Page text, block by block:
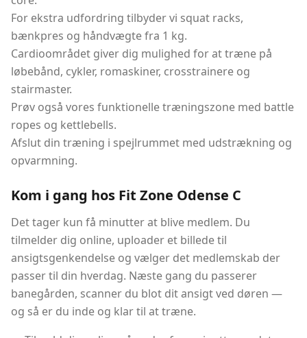
For ekstra udfordring tilbyder vi squat racks,
bænkpres og håndvægte fra 1 kg.
Cardioområdet giver dig mulighed for at træne på
løbebånd, cykler, romaskiner, crosstrainere og
stairmaster.
Prøv også vores funktionelle træningszone med battle
ropes og kettlebells.
Afslut din træning i spejlrummet med udstrækning og
opvarmning.
Kom i gang hos Fit Zone Odense C
Det tager kun få minutter at blive medlem. Du
tilmelder dig online, uploader et billede til
ansigtsgenkendelse og vælger det medlemskab der
passer til din hverdag. Næste gang du passerer
banegården, scanner du blot dit ansigt ved døren —
og så er du inde og klar til at træne.